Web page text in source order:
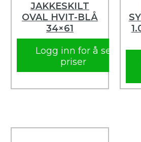
JAKKESKILT
OVAL HVIT-BLÅ
34×61
Logg inn for å se
priser